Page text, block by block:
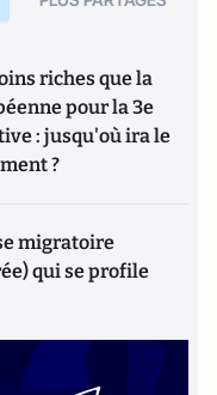
riches que la
pour la 3e
: jusqu'où ira le
?
migratoire
qui se profile